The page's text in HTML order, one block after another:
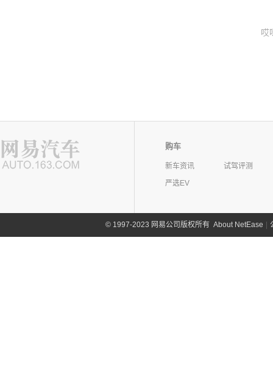
哎
购车
新车资讯
试驾评测
严选EV
©1997-2023 网易公司版权所有 About NetEase